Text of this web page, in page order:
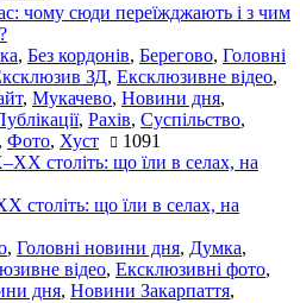
чому сюди переїжджають і з чим
, Без кордонів, Берегово, Головні
ЗД, Ексклюзивне відео,
, Мукачево, Новини дня,
, Рахів, Суспільство,
, Фото, Хуст 1091
століть: що їли в селах, на
, Головні новини дня, Думка,
відео, Ексклюзивні фото,
дня, Новини Закарпаття,